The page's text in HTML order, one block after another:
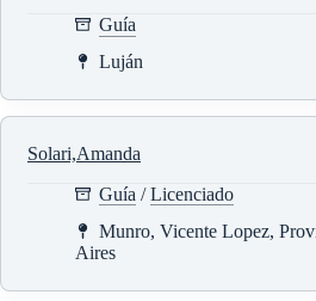
Guía
Luján
Solari,Amanda
Guía /Licenciado
Munro, Vicente Lopez,
Aires